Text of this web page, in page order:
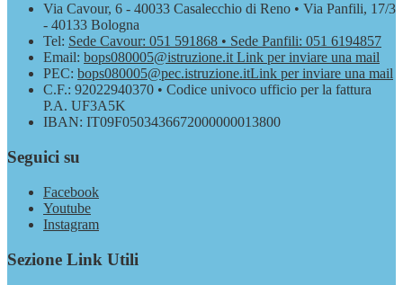
Via Cavour, 6 - 40033 Casalecchio di Reno • Via Panfili, 17/3
- 40133 Bologna
Tel: Sede Cavour: 051 591868 • Sede Panfili: 051 6194857
Email: bops080005@istruzione.itLink per inviare una mail
PEC: bops080005@pec.istruzione.itLink per inviare una mail
C.F.: 92022940370 • Codice univoco ufficio per la fattura
P.A. UF3A5K
IBAN: IT09F0503436672000000013800
Seguici su
Facebook
Youtube
Instagram
Sezione Link Utili